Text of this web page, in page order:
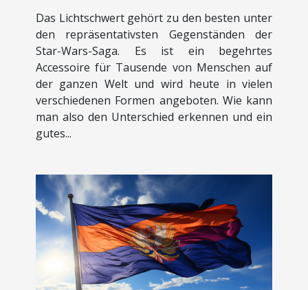
Das Lichtschwert gehört zu den besten unter
den repräsentativsten Gegenständen der
Star-Wars-Saga. Es ist ein begehrtes
Accessoire für Tausende von Menschen auf
der ganzen Welt und wird heute in vielen
verschiedenen Formen angeboten. Wie kann
man also den Unterschied erkennen und ein
gutes...